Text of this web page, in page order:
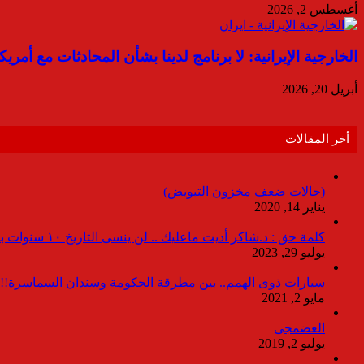
أغسطس 2, 2026
الخارجية الإيرانية: لا برنامج لدينا بشأن المحادثات مع
أبريل 20, 2026
أخر المقالات
(حالات ضعف مخزون التبويض)
يناير 14, 2020
كلمة حق : د.شاكر أديت ماعليك .. لن ينسى التاريخ ١٠ سنوات بدون انقطاعات
يوليو 29, 2023
سيارات ذوى الهمم.. بين مطرقة الحكومة وسندان السماسرة!!
مايو 2, 2021
العضمجى
يوليو 2, 2019